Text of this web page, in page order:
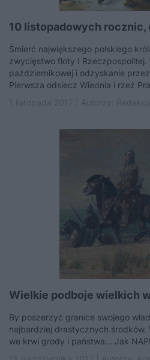
10 listopadowych rocznic,
Śmierć największego polskiego
zwycięstwo floty I Rzeczpospolitej.
październikowej i odzyskanie
Pierwsza odsiecz Wiednia i rzeź
Wielkie podboje wielkich
By poszerzyć granice swojego
najbardziej drastycznych środków.
we krwi grody i państwa... Jak